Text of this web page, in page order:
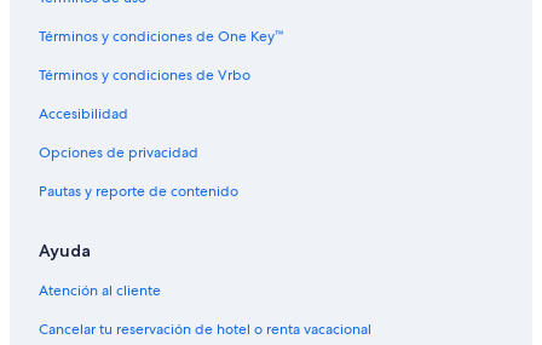
Términos y condiciones de One Key™
Términos y condiciones de Vrbo
Accesibilidad
Opciones de privacidad
Pautas y reporte de contenido
Ayuda
Atención al cliente
Cancelar tu reservación de hotel o renta vacacional